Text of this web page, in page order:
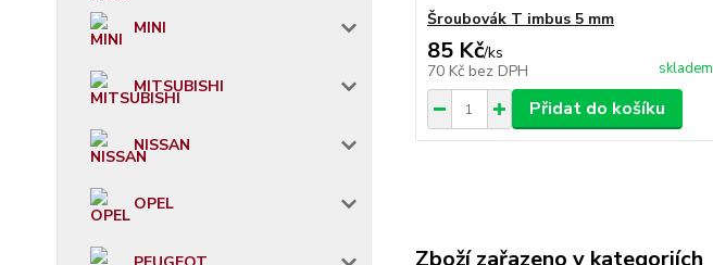
MINI
MITSUBISHI
NISSAN
OPEL
Šroubovák T imbus 5 mm
85 Kč/ks
70 Kč bez DPH skladem
Přidat do košíku
Zboží zařazeno v kategoriích